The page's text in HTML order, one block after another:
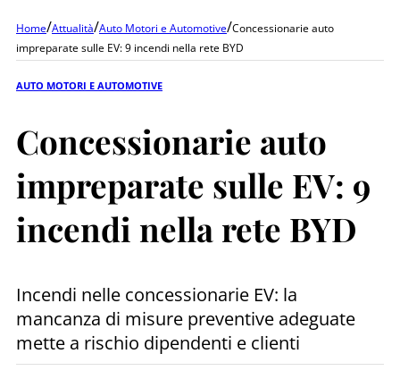
Home/Attualità/Auto Motori e Automotive/Concessionarie auto
impreparate sulle EV: 9 incendi nella rete BYD
AUTO MOTORI E AUTOMOTIVE
Concessionarie auto
impreparate sulle EV: 9
incendi nella rete BYD
Incendi nelle concessionarie EV: la
mancanza di misure preventive adeguate
mette a rischio dipendenti e clienti